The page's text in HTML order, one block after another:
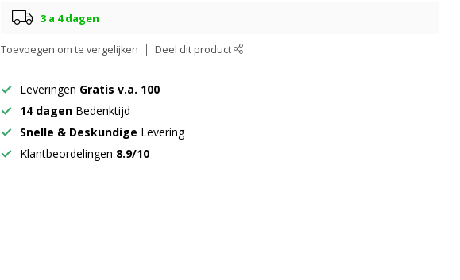
3 a 4 dagen
Toevoegen om te vergelijken Deel dit product
Leveringen Gratis v.a. 100
14 dagen Bedenktijd
Snelle & Deskundige Levering
Klantbeordelingen 8.9/10